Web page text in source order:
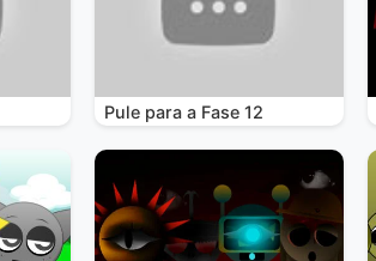
Pule para a Fase 12